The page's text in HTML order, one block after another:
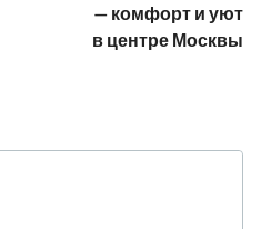
— комфорт и уют
в центре Москвы